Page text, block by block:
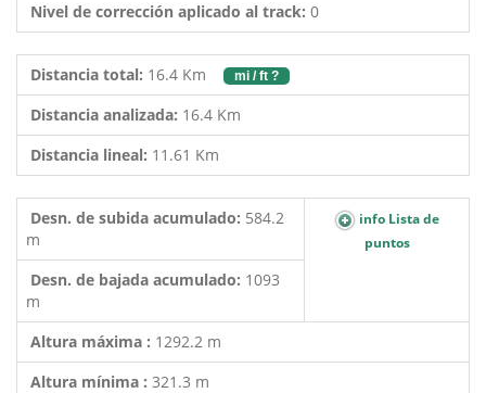
Nivel de corrección aplicado al track: 0
Distancia total: 16.4 Km mi / ft ?
Distancia analizada: 16.4 Km
Distancia lineal: 11.61 Km
Desn. de subida acumulado: 584.2
m
info Lista de
puntos
Desn. de bajada acumulado: 1093
m
Altura máxima : 1292.2 m
Altura mínima : 321.3 m